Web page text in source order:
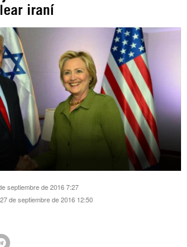
WhatsApp y Viber: +98 921 79 29 404
https://www.facebook.com/Nexolatino.Canal
iraní
septiembre de 2016 7:27
de septiembre de 2016 12:50